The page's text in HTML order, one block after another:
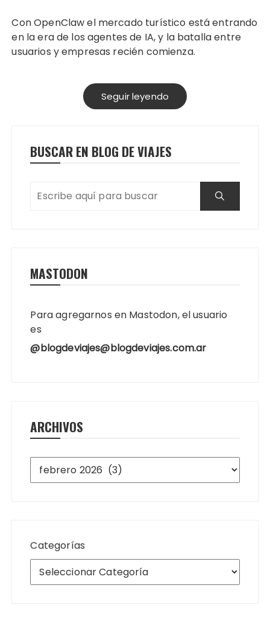
Con OpenClaw el mercado turístico está entrando
en la era de los agentes de IA, y la batalla entre
usuarios y empresas recién comienza.
Seguir leyendo
BUSCAR EN BLOG DE VIAJES
MASTODON
Para agregarnos en Mastodon, el usuario
es
@blogdeviajes@blogdeviajes.com.ar
ARCHIVOS
Archivos
Categorías